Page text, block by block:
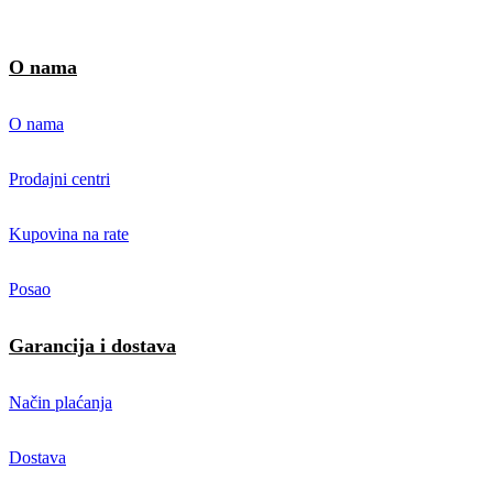
O nama
O nama
Prodajni centri
Kupovina na rate
Posao
Garancija i dostava
Način plaćanja
Dostava